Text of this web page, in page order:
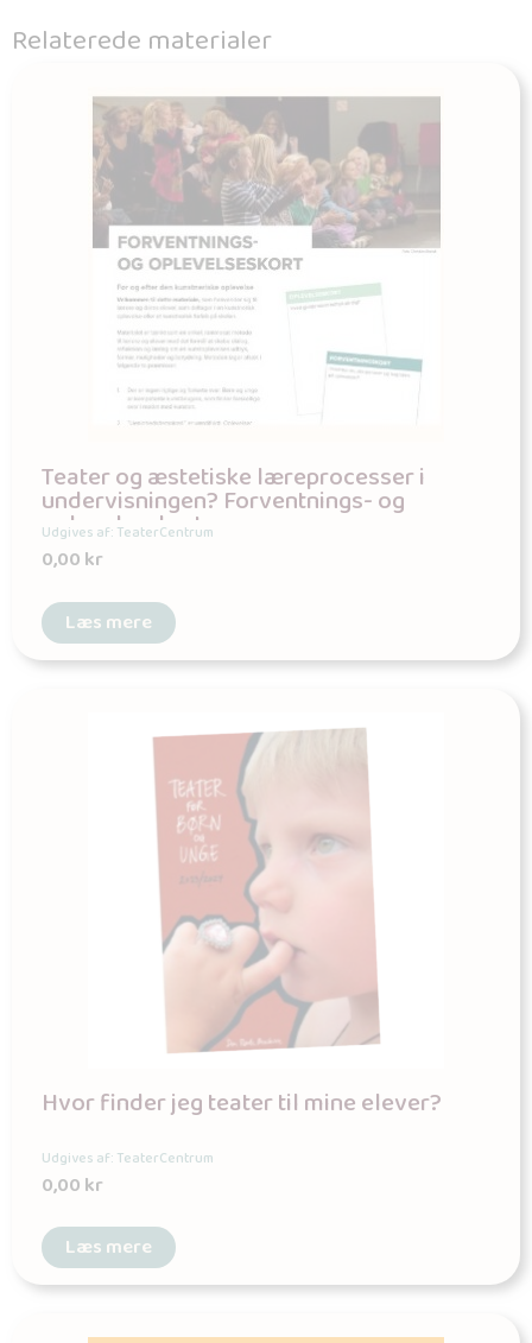
Relaterede materialer
Teater og æstetiske læreprocesser i
undervisningen? Forventnings- og
oplevelseskort
Udgives af: TeaterCentrum
0,00kr
Læs mere
Hvor finder jeg teater til mine elever?
Udgives af: TeaterCentrum
0,00kr
Læs mere